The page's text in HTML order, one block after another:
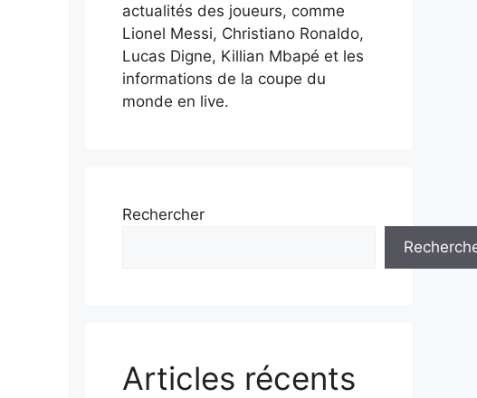
actualités des joueurs, comme
Lionel Messi, Christiano Ronaldo,
Lucas Digne, Killian Mbapé et les
informations de la coupe du
monde en live.
Rechercher
Articles récents